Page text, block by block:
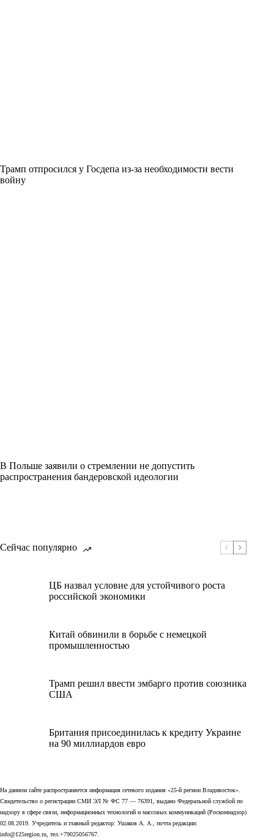
Трамп отпросился у Госдепа из-за необходимости вести
войну
В Польше заявили о стремлении не допустить
распространения бандеровской идеологии
Сейчас популярно
ЦБ назвал условие для устойчивого роста
российской экономики
Китай обвинили в борьбе с немецкой
промышленностью
Трамп решил ввести эмбарго против союзника
США
Британия присоединилась к кредиту Украине
на 90 миллиардов евро
На данном сайте распространяется информация сетевого издания «25-й регион Владивосток».
Свидетельство о регистрации СМИ ЭЛ № ФС 77 — 76391, выдано Федеральной службой по
надзору в сфере связи, информационных технологий и массовых коммуникаций (Роскомнадзор)
02.08.2019. Учредитель и главный редактор: Ушаков А. А., почта редакции:
info@125region.ru, тел.+79025056767.